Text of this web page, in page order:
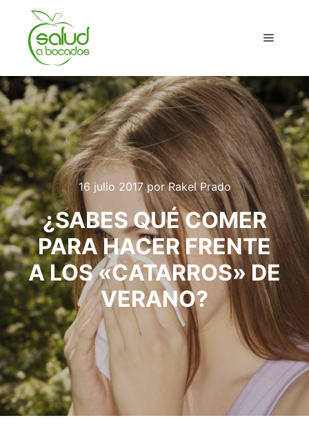
16 julio 2017porRakel Prado
¿SABES QUÉ COMER
PARA HACER FRENTE
A LOS «CATARROS» DE
VERANO?